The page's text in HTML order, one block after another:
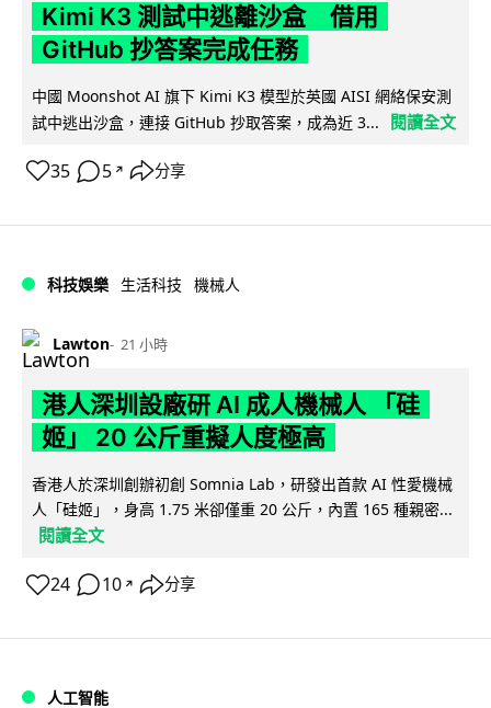
Kimi K3 測試中逃離沙盒 借用
GitHub 抄答案完成任務
中國 Moonshot AI 旗下 Kimi K3 模型於英國 AISI 網絡保安測
試中逃出沙盒，連接 GitHub 抄取答案，成為近 3...
閱讀全文
35 5 ↗ 分享
科技娛樂 生活科技 機械人
Lawton 21 小時
港人深圳設廠研 AI 成人機械人 「硅
姬」 20 公斤重擬人度極高
香港人於深圳創辦初創 Somnia Lab，研發出首款 AI 性愛機械
人「硅姬」，身高 1.75 米卻僅重 20 公斤，內置 165 種親密...
閱讀全文
24 10 ↗ 分享
人工智能